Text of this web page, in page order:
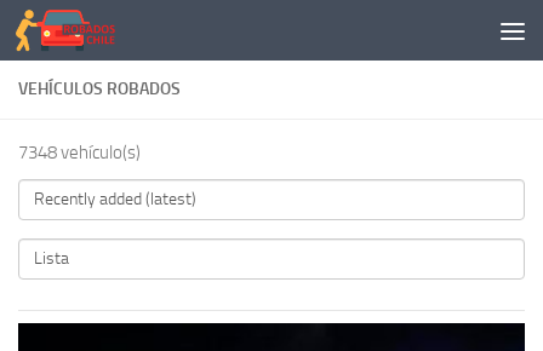
Saltar al contenido
VEHÍCULOS ROBADOS
7348 vehículo(s)